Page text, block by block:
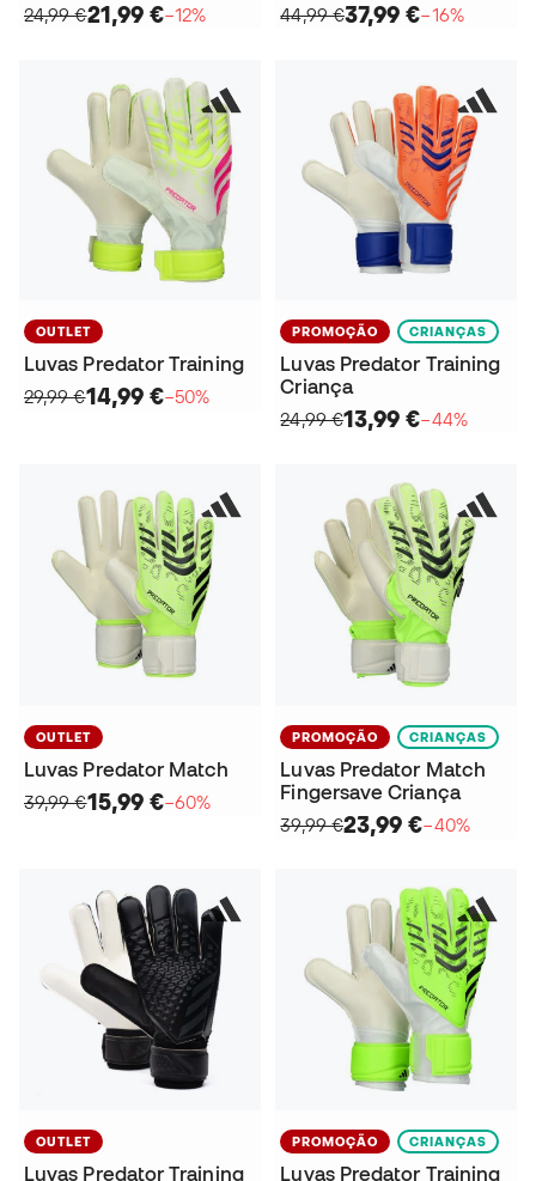
24,99 €21,99 €−12%
44,99 €37,99 €−16%
OUTLET
Luvas Predator Training
29,99 €14,99 €−50%
PROMOÇÃO CRIANÇAS
Luvas Predator Training
Criança
24,99 €13,99 €−44%
OUTLET
Luvas Predator Match
39,99 €15,99 €−60%
PROMOÇÃO CRIANÇAS
Luvas Predator Match
Fingersave Criança
39,99 €23,99 €−40%
OUTLET
Luvas Predator Training
PROMOÇÃO CRIANÇAS
Luvas Predator Training